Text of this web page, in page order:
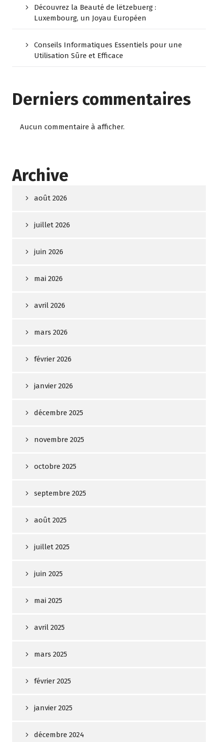
Découvrez la Beauté de lëtzebuerg :
Luxembourg, un Joyau Européen
Conseils Informatiques Essentiels pour une
Utilisation Sûre et Efficace
Derniers commentaires
Aucun commentaire à afficher.
Archive
août 2026
juillet 2026
juin 2026
mai 2026
avril 2026
mars 2026
février 2026
janvier 2026
décembre 2025
novembre 2025
octobre 2025
septembre 2025
août 2025
juillet 2025
juin 2025
mai 2025
avril 2025
mars 2025
février 2025
janvier 2025
décembre 2024